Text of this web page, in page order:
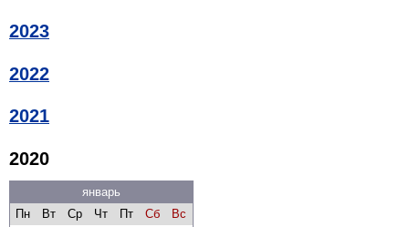
2023
2022
2021
2020
январь
Пн
Вт Ср Чт Пт Сб
Вс